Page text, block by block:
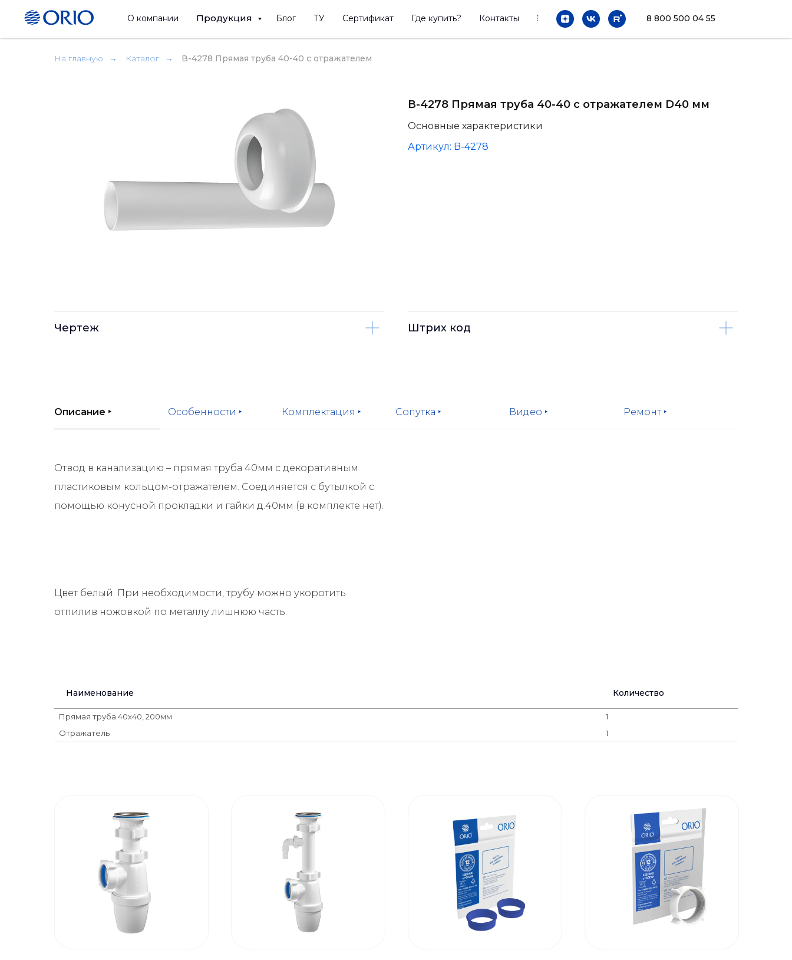
О компании Продукция Блог ТУ Сертификат Где купить? Контакты ⫶ 8 800 500 04 55
На главную → Каталог → В-4278 Прямая труба 40-40 с отражателем
Основные характеристики
В-4278 Прямая труба 40-40 с отражателем D40 мм
Артикул: B-4278
Чертеж Штрих код
Описание ‣ Особенности ‣ Комплектация ‣ Сопутка ‣ Видео ‣ Ремонт ‣
Отвод в канализацию – прямая труба 40мм с декоративным
пластиковым кольцом-отражателем. Соединяется с бутылкой с
помощью конусной прокладки и гайки д.40мм (в комплекте нет).
Цвет белый. При необходимости, трубу можно укоротить
отпилив ножовкой по металлу лишнюю часть.
Наименование Количество
Прямая труба 40х40, 200мм
1
Отражатель
1